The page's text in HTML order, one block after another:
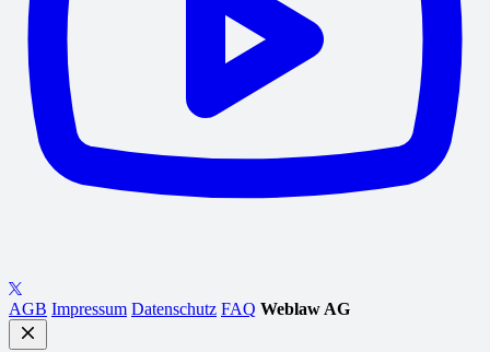
AGB Impressum Datenschutz FAQ Weblaw AG